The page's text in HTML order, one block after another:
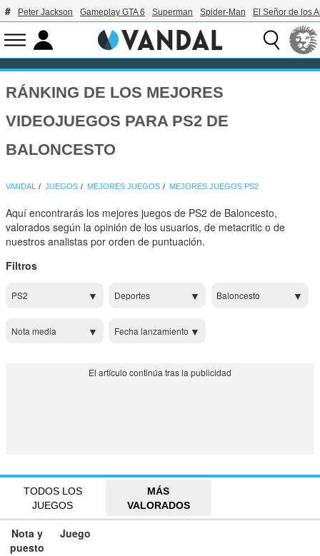
Peter Jackson Gameplay GTA 6 Superman Spider-Man El Señor de los
RÁNKING DE LOS MEJORES
VIDEOJUEGOS PARA PS2 DE
BALONCESTO
VANDAL JUEGOS MEJORES JUEGOS MEJORES JUEGOS PS2
Aquí encontrarás los mejores juegos de PS2 de Baloncesto,
valorados según la opinión de los usuarios, de metacritic o de
nuestros analistas por orden de puntuación.
Filtros
PS2 Deportes Baloncesto
Nota media Fecha lanzamiento
TODOS LOS
JUEGOS
MÁS
VALORADOS
Nota y
puesto
Juego